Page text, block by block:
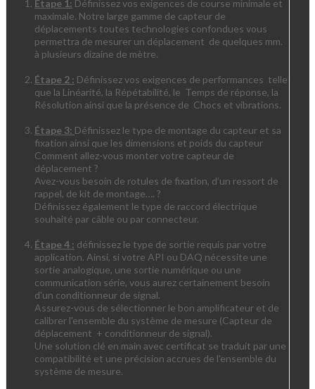
Étape 1: Définissez vos exigences de course minimale et
maximale. Notre large gamme de capteur de
déplacements toutes technologies confondues vous
permettra de mesurer un déplacement de quelques mm.
à plusieurs dizaine de mètre.
Étape 2 : Définissez vos exigences de performances telle
que la Linéarité, la Répétabilité, le Temps de réponse, la
Résolution ainsi que la présence de Chocs et vibrations.
Étape 3: Définissez le type de montage du capteur et sa
fixation ainsi que les dimensions et poids du capteur
Comment allez-vous monter votre capteur de
déplacement ?
Avez-vous besoin de rotules de fixation, d’un ressort de
rappel, de kit de montage…. ?
Définissez également le type de raccord électrique
souhaité par câble ou par connecteur.
Étape 4 : définissez le type de sortie requis par votre
application. Ainsi, si votre API ou DAQ nécessite une
sortie analogique, une sortie numérique ou une
communication série, vous aurez certainement besoin
d'un conditionneur de signal.
Assurez-vous de sélectionner le bon amplificateur et de
calibrer l'ensemble du système de mesure (Capteur de
déplacement + conditionneur de signal).
Une solution clé en main avec certificat se traduit par une
compatibilité et une précision accrues de l'ensemble du
système de mesure.